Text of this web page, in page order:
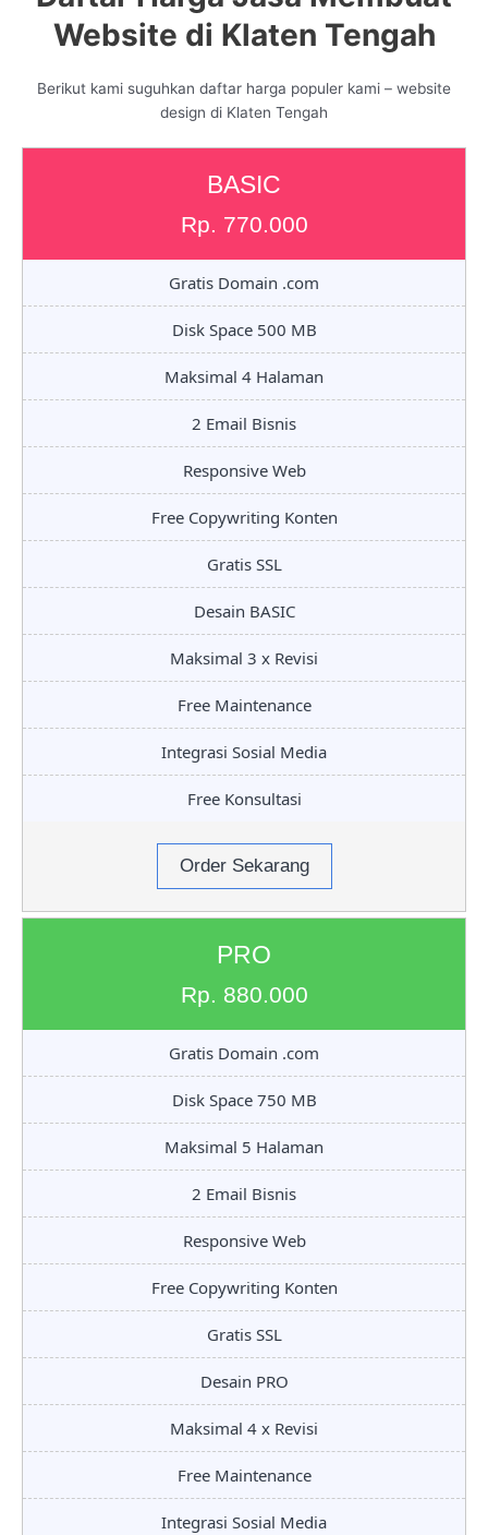
Website di Klaten Tengah
Berikut kami suguhkan daftar harga populer kami – website
design di Klaten Tengah
BASIC
Rp. 770.000
Gratis Domain .com
Disk Space 500 MB
Maksimal 4 Halaman
2 Email Bisnis
Responsive Web
Free Copywriting Konten
Gratis SSL
Desain BASIC
Maksimal 3 x Revisi
Free Maintenance
Integrasi Sosial Media
Free Konsultasi
Order Sekarang
PRO
Rp. 880.000
Gratis Domain .com
Disk Space 750 MB
Maksimal 5 Halaman
2 Email Bisnis
Responsive Web
Free Copywriting Konten
Gratis SSL
Desain PRO
Maksimal 4 x Revisi
Free Maintenance
Integrasi Sosial Media